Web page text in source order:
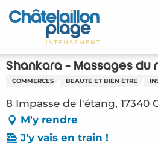
Aller
au
principal
Accueil
Découvrir
Activités
A vivre
Shankara - Massages du
COMMERCES BEAUTÉ ET BIEN ÊTRE
8 Impasse de l'étang, 17340
M'y rendre
J'y vais en train !